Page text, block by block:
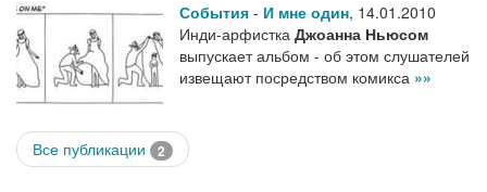
События - И мне один, 14.01.2010
Инди-арфистка Джоанна Ньюсом
выпускает альбом - об этом слушателей
извещают посредством комикса »»
Все публикации 2